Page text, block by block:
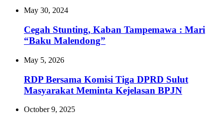
May 30, 2024
Cegah Stunting, Kaban Tampemawa : Mari
“Baku Malendong”
May 5, 2026
RDP Bersama Komisi Tiga DPRD Sulut
Masyarakat Meminta Kejelasan BPJN
October 9, 2025